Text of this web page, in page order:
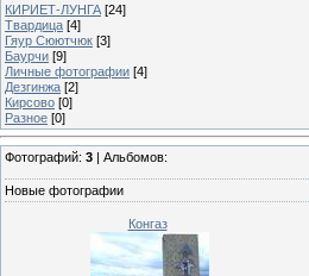
КИРИЕТ-ЛУНГА [24]
Твардица [4]
Гяур Сюютчюк [3]
Баурчи [9]
Личные фотографии [4]
Дезгинжа [2]
Кирсово [0]
Разное [0]
Фотографий: 3 | Альбомов:
Новые фотографии
Конгаз